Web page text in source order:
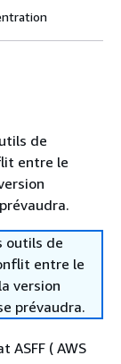
de
entre le
outils de
entre le
version
prévaudra.
( AWS